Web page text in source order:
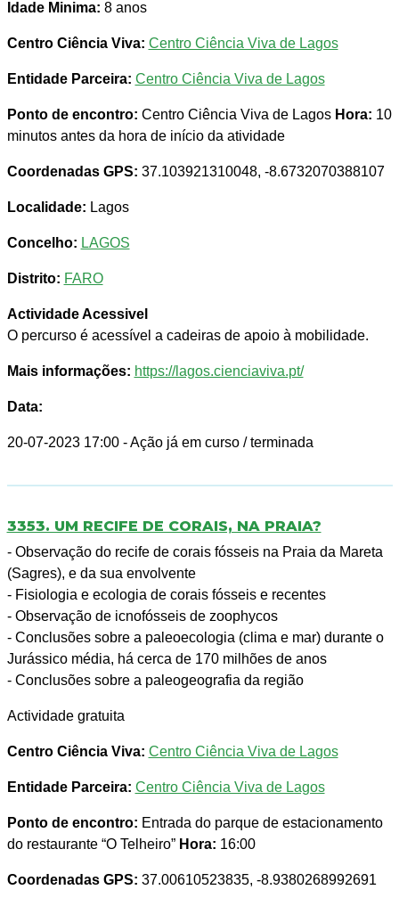
Idade Minima: 8 anos
Centro Ciência Viva: Centro Ciência Viva de Lagos
Entidade Parceira: Centro Ciência Viva de Lagos
Ponto de encontro: Centro Ciência Viva de Lagos Hora: 10
minutos antes da hora de início da atividade
Coordenadas GPS: 37.103921310048, -8.6732070388107
Localidade: Lagos
Concelho: LAGOS
Distrito: FARO
Actividade Acessivel
O percurso é acessível a cadeiras de apoio à mobilidade.
Mais informações: https://lagos.cienciaviva.pt/
Data:
20-07-2023 17:00 - Ação já em curso / terminada
3353. UM RECIFE DE CORAIS, NA PRAIA?
- Observação do recife de corais fósseis na Praia da Mareta
(Sagres), e da sua envolvente
- Fisiologia e ecologia de corais fósseis e recentes
- Observação de icnofósseis de zoophycos
- Conclusões sobre a paleoecologia (clima e mar) durante o
Jurássico média, há cerca de 170 milhões de anos
- Conclusões sobre a paleogeografia da região
Actividade gratuita
Centro Ciência Viva: Centro Ciência Viva de Lagos
Entidade Parceira: Centro Ciência Viva de Lagos
Ponto de encontro: Entrada do parque de estacionamento
do restaurante “O Telheiro” Hora: 16:00
Coordenadas GPS: 37.00610523835, -8.9380268992691